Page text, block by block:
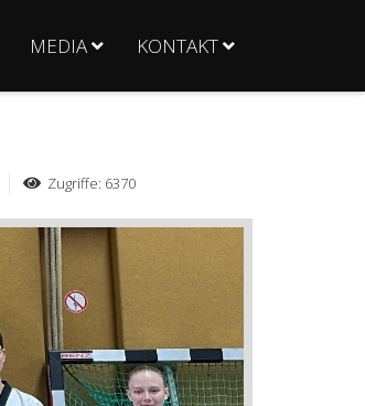
MEDIA KONTAKT
Zugriffe: 6370